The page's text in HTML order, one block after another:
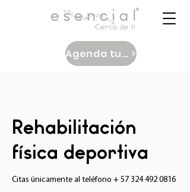
Agenda tu cita
Rehabilitación
física deportiva
Citas únicamente al teléfono + 57 324 492 0816